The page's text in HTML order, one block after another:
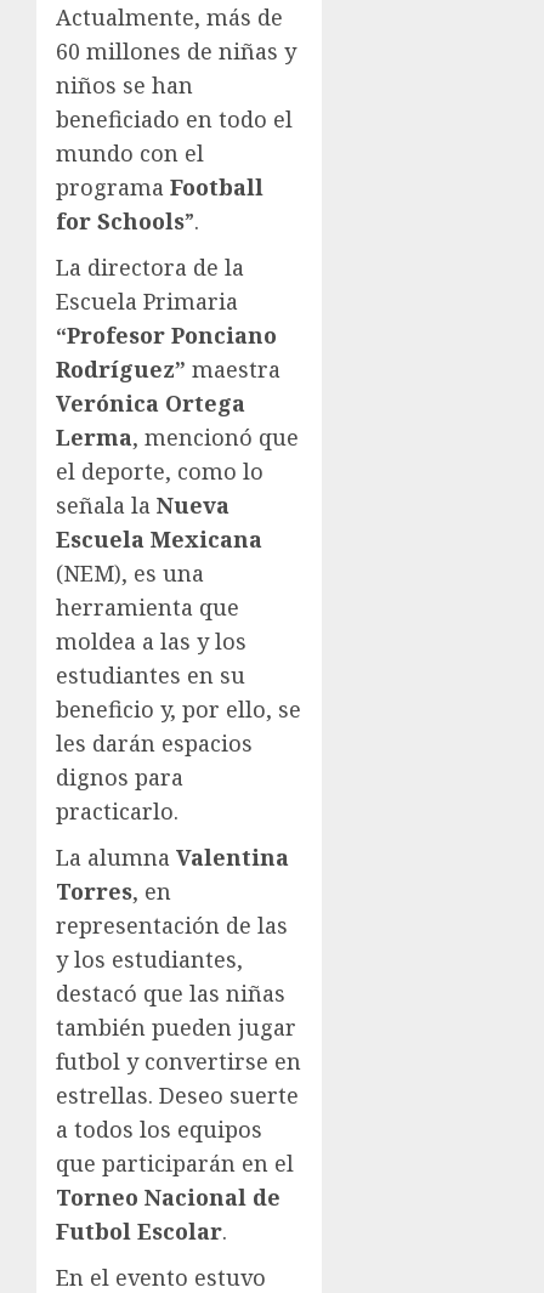
Actualmente, más de
60 millones de niñas y
niños se han
beneficiado en todo el
mundo con el
programa Football
for Schools”.
La directora de la
Escuela Primaria
“Profesor Ponciano
Rodríguez” maestra
Verónica Ortega
Lerma, mencionó que
el deporte, como lo
señala la Nueva
Escuela Mexicana
(NEM), es una
herramienta que
moldea a las y los
estudiantes en su
beneficio y, por ello, se
les darán espacios
dignos para
practicarlo.
La alumna Valentina
Torres, en
representación de las
y los estudiantes,
destacó que las niñas
también pueden jugar
futbol y convertirse en
estrellas. Deseo suerte
a todos los equipos
que participarán en el
Torneo Nacional de
Futbol Escolar.
En el evento estuvo